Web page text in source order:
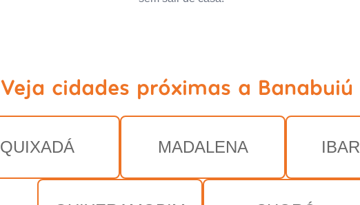
Veja cidades próximas a Banabuiú
QUIXADÁ MADALENA